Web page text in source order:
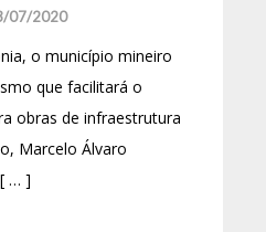
07/2020
o município mineiro
que facilitará o
obras de infraestrutura
Marcelo Álvaro
… ]